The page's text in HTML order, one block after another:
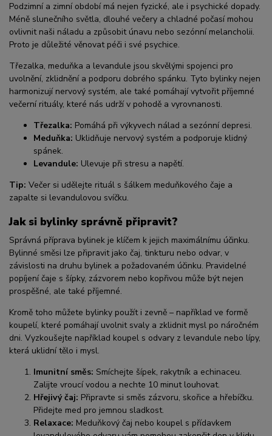
Podzimní a zimní období má nejen fyzické, ale i psychické dopady.
Méně slunečního světla, dlouhé večery a chladné počasí mohou
ovlivnit naši náladu a způsobit únavu nebo sezónní melancholii.
Proto je důležité věnovat péči i své psychice.
Třezalka, meduňka a levandule jsou skvělými spojenci pro
uvolnění, zklidnění a podporu dobrého spánku. Tyto bylinky nejen
harmonizují nervový systém, ale také pomáhají vytvořit příjemné
večerní rituály, které nás udrží v pohodě a vyrovnanosti.
Třezalka: Pomáhá při výkyvech nálad a sezónní depresi.
Meduňka: Uklidňuje nervový systém a podporuje klidný
spánek.
Levandule: Ulevuje při stresu a napětí.
Tip: Večer si udělejte rituál s šálkem meduňkového čaje a
zapalte si levandulovou svíčku.
Jak si bylinky správně připravit?
Správná příprava bylinek je klíčem k jejich maximálnímu účinku.
Bylinné směsi lze připravit jako čaj, tinkturu nebo odvar, v
závislosti na druhu bylinek a požadovaném účinku. Pravidelné
popíjení čaje s šípky, zázvorem nebo kopřivou může být nejen
prospěšné, ale také příjemné.
Kromě toho můžete bylinky použít i zevně – například ve formě
koupelí, které pomáhají uvolnit svaly a zklidnit mysl po náročném
dni. Vyzkoušejte například koupel s odvary z levandule nebo lípy,
která uklidní tělo i mysl.
Imunitní směs: Smíchejte šípek, rakytník a echinaceu.
Zalijte vroucí vodou a nechte 10 minut louhovat.
Hřejivý čaj: Připravte si směs zázvoru, skořice a hřebíčku.
Přidejte med pro jemnou sladkost.
Relaxace: Meduňkový čaj nebo koupel s přídavkem